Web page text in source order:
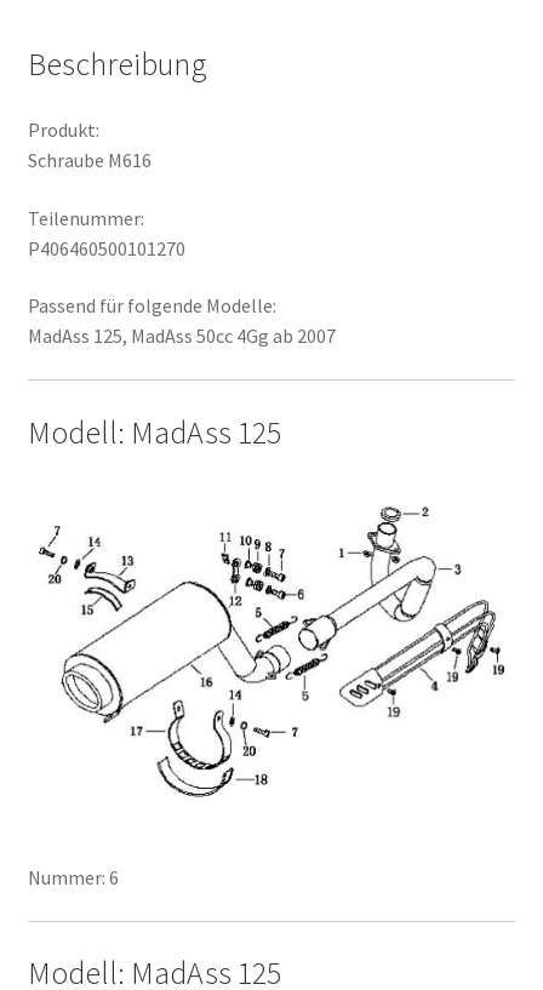
Beschreibung
Produkt:
Schraube M616
Teilenummer:
P406460500101270
Passend für folgende Modelle:
MadAss 125, MadAss 50cc 4Gg ab 2007
Modell: MadAss 125
Nummer: 6
Modell: MadAss 125